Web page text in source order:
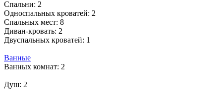
Спальни: 2
Односпальных кроватей: 2
Спальных мест: 8
Диван-кровать: 2
Двуспальных кроватей: 1
Ванные
Ванных комнат: 2
Душ: 2